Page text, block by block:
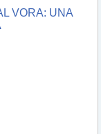
VORA: UNA